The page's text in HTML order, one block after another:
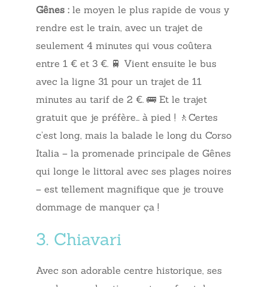
Gênes : le moyen le plus rapide de vous y
rendre est le train, avec un trajet de
seulement 4 minutes qui vous coûtera
entre 1 € et 3 €. 🚆 Vient ensuite le bus
avec la ligne 31 pour un trajet de 11
minutes au tarif de 2 €. 🚌 Et le trajet
gratuit que je préfère… à pied ! 🚶Certes
c’est long, mais la balade le long du Corso
Italia – la promenade principale de Gênes
qui longe le littoral avec ses plages noires
– est tellement magnifique que je trouve
dommage de manquer ça !
3. Chiavari
Avec son adorable centre historique, ses